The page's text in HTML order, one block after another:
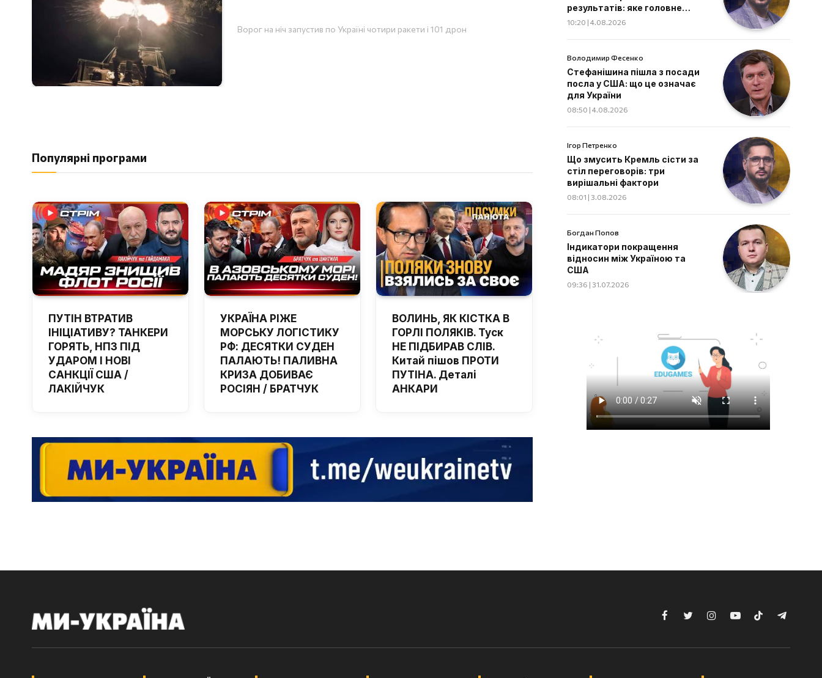
Ворог на ніч запустив по Україні чотири ракети і 101 дрон
Популярні програми
ПУТІН ВТРАТИВ
ІНІЦІАТИВУ? ТАНКЕРИ
ГОРЯТЬ, НПЗ ПІД
УДАРОМ І НОВІ
САНКЦІЇ США /
ЛАКІЙЧУК
УКРАЇНА РІЖЕ
МОРСЬКУ ЛОГІСТИКУ
РФ: ДЕСЯТКИ СУДЕН
ПАЛАЮТЬ! ПАЛИВНА
КРИЗА ДОБИВАЄ
РОСІЯН / БРАТЧУК
ВОЛИНЬ, ЯК КІСТКА В
ГОРЛІ ПОЛЯКІВ. Туск
НЕ ПІДБИРАВ СЛІВ.
Китай пішов ПРОТИ
ПУТІНА. Деталі
АНКАРИ
результатів: яке головне
завдання дипломатів
10:20 | 4.08.2026
Володимир Фесенко
Стефанішина пішла з посади
посла у США: що це означає
для України
08:50 | 4.08.2026
Ігор Петренко
Що змусить Кремль сісти за
стіл переговорів: три
вирішальні фактори
08:01 | 3.08.2026
Богдан Попов
Індикатори покращення
відносин між Україною та
США
09:36 | 31.07.2026
FacebookTwitterInstagramYouTubeTikTokTelegram